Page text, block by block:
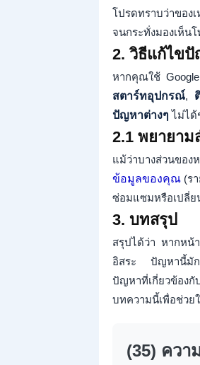
โปรดทราบว่าของ
จนกระทั่งมองเห็น
2. วิธีแก้ไข
หากคุณใช้
สตาร์ทอุปกรณ์,
ปัญหาต่างๆ ไม่ได้
2.1 พยายา
แม้ว่าบางส่วนขอ
ข้อมูลของคุณ(รา
ซ่อมแซมหรือเปลี่
3. บทสรุป
สรุปได้ว่า หากหน้
อิสระ ปัญหานี้มักเ
ปัญหาที่เกี่ยวข้อง
บทความนี้เพื่อช่ว
(35) ควา